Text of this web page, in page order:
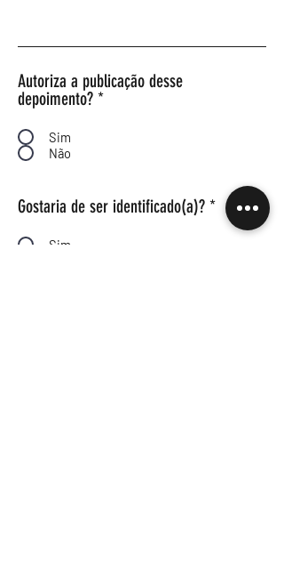
Autoriza a publicação desse
depoimento? *
Sim
Não
Gostaria de ser identificado(a)? *
Sim